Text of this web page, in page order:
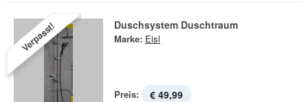
Verpasst! Duschsystem Duschtraum
Marke: Eisl
Preis: € 49,99